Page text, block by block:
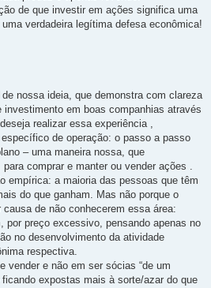
de que investir em ações significa uma
verdadeira legítima defesa econômica!
nossa ideia, que demonstra com clareza
em boas companhias através
realizar essa experiência ,
de operação: o passo a passo
– uma maneira nossa, que
comprar e manter ou vender ações .
empírica: a maioria das pessoas que têm
do que ganham. Mas não porque o
de não conhecerem essa área:
por preço excessivo, pensando apenas no
no desenvolvimento da atividade
respectiva.
vender e não em ser sócias “de um
expostas mais à sorte/azar do que